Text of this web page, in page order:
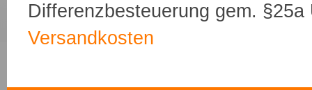
Differenzbesteuerung gem.
Versandkosten